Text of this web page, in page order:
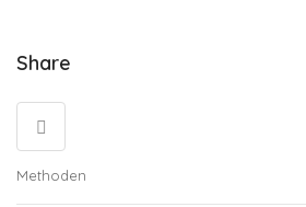
Share
Methoden